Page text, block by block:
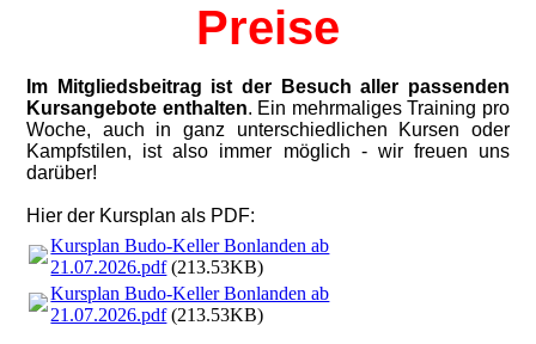
Preise
Im Mitgliedsbeitrag ist der Besuch aller passenden
Kursangebote enthalten. Ein mehrmaliges Training pro
Woche, auch in ganz unterschiedlichen Kursen oder
Kampfstilen, ist also immer möglich - wir freuen uns
darüber!
Hier der Kursplan als PDF:
Kursplan Budo-Keller Bonlanden ab
21.07.2026.pdf(213.53KB)
Kursplan Budo-Keller Bonlanden ab
21.07.2026.pdf(213.53KB)